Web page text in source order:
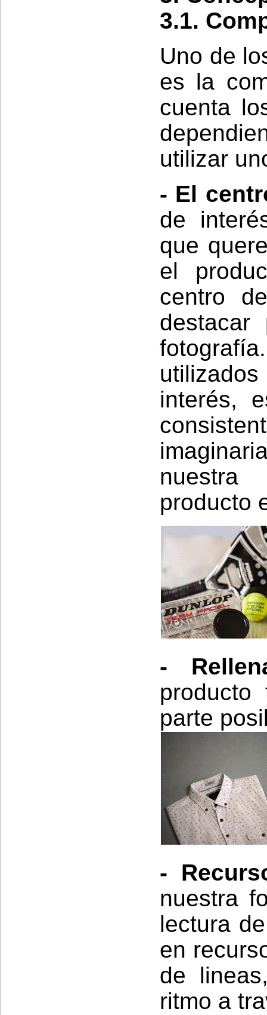
3.1.
Uno de
es la
cuenta
utilizar
- El
de
que
el
centro
interés,
producto
-
parte
-
nuestra
lectura
en
de
ritmo a